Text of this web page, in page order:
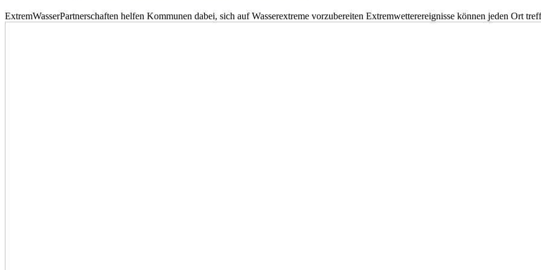
ExtremWasserPartnerschaften helfen Kommunen dabei, sich auf Wasserextreme vorzubereiten Extremwetterereignisse können jeden Ort